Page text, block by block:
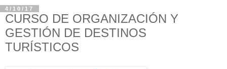
4/10/17
CURSO DE ORGANIZACIÓN Y
GESTIÓN DE DESTINOS
TURÍSTICOS